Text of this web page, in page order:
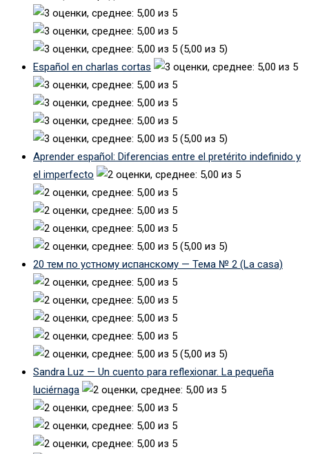
(5,00 из 5)
Español en charlas cortas
(5,00 из 5)
Aprender español: Diferencias entre el pretérito indefinido y
el imperfecto
(5,00 из 5)
20 тем по устному испанскому — Тема № 2 (La casa)
(5,00 из 5)
Sandra Luz — Un cuento para reflexionar. La pequeña
luciérnaga